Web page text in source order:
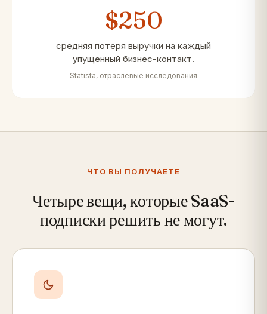
$250
средняя потеря выручки на каждый
упущенный бизнес-контакт.
Statista, отраслевые исследования
ЧТО ВЫ ПОЛУЧАЕТЕ
Четыре вещи, которые SaaS-
подписки решить не могут.